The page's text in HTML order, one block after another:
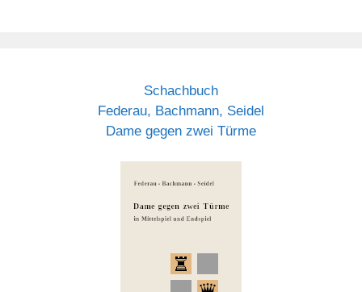
Schachbuch
Federau, Bachmann, Seidel
Dame gegen zwei Türme